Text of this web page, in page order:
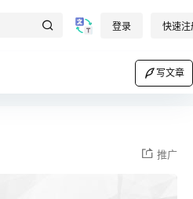
登录 快速注
写文章
推广